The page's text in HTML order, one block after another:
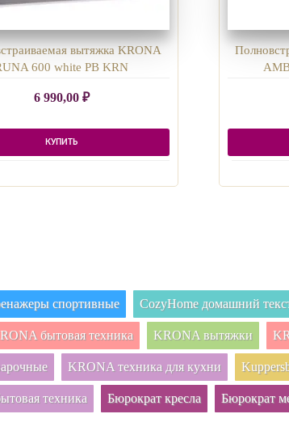
вытяжка KRONA
600 white PB KRN
6 990,00 ₽
КУПИТЬ
спортивные CozyHome домашний
бытовая техника KRONA вытяжки
KRONA техника для кухни
техника Бюрократ кресла Бюрократ